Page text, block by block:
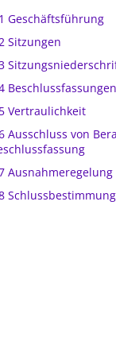
Geschäftsführung
Sitzungen
Beschlussfassungen
Vertraulichkeit
Ausschluss von
Ausnahmeregelung